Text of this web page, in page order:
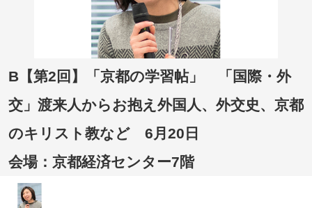
B【第2回】「京都の学習帖」 「国際・外
交」渡来人からお抱え外国人、外交史、京都
のキリスト教など 6月20日
会場：京都経済センター7階